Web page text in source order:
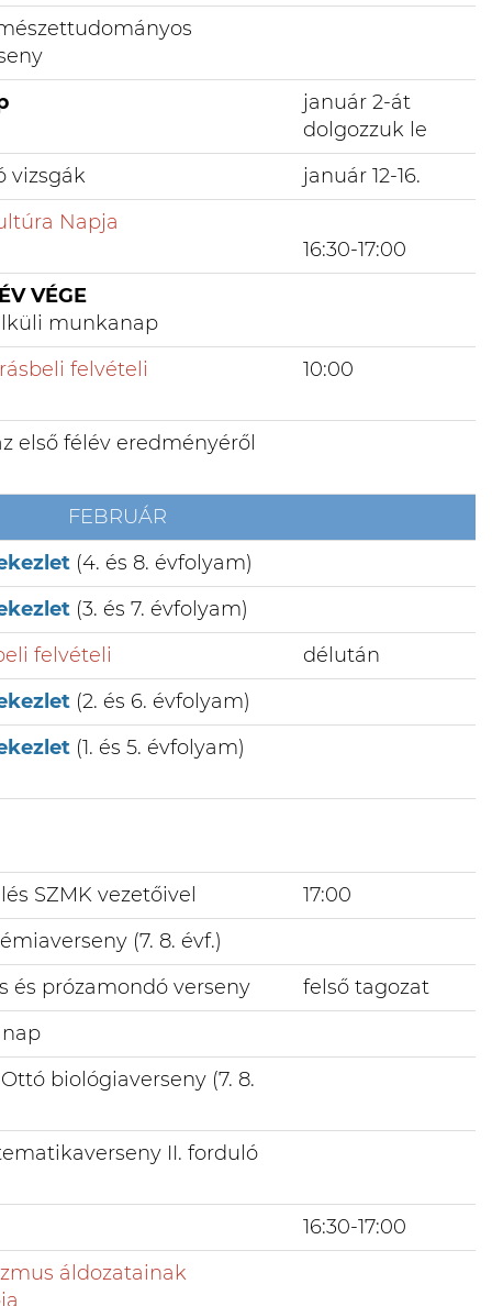
január 2-át
dolgozzuk le
vizsgák
január 12-16.
Napja
16:30-17:00
VÉGE
munkanap
felvételi
10:00
első félév eredményéről
FEBRUÁR
(4. és 8. évfolyam)
(3. és 7. évfolyam)
felvételi
délután
(2. és 6. évfolyam)
(1. és 5. évfolyam)
SZMK vezetőivel
17:00
(7. 8. évf.)
és prózamondó verseny
felső tagozat
biológiaverseny (7. 8.
II. forduló
16:30-17:00
áldozatainak